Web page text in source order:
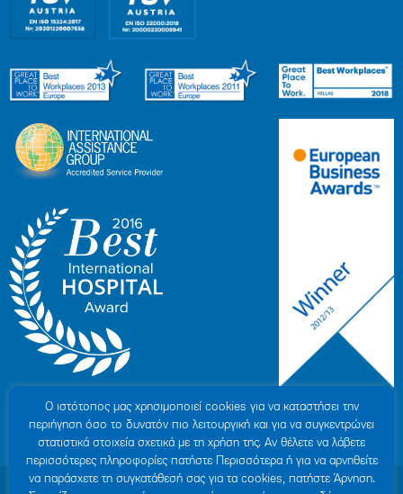
© 2007-2026 ΥΓΕΙΑ Μ.Α.Ε | ΓΕΜΗ: 000279901000
Ο ιστότοπoς μας χρησιμοποιεί cookies για να καταστήσει την
περιήγηση όσο το δυνατόν πιο λειτουργική και για να συγκεντρώνει
στατιστικά στοιχεία σχετικά με τη χρήση της. Αν θέλετε να λάβετε
περισσότερες πληροφορίες πατήστε Περισσότερα ή για να αρνηθείτε
να παράσχετε τη συγκατάθεσή σας για τα cookies, πατήστε Άρνηση.